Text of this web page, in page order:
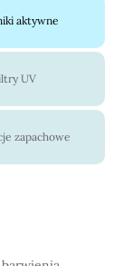
aktywne
UV
zapachowe